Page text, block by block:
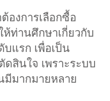
องการเลือกซื้อ
ห้ท่านศึกษาเกี่ยวกับ
บแรก เพื่อเป็น
สินใจ เพราะระบบ
มีมากมายหลาย